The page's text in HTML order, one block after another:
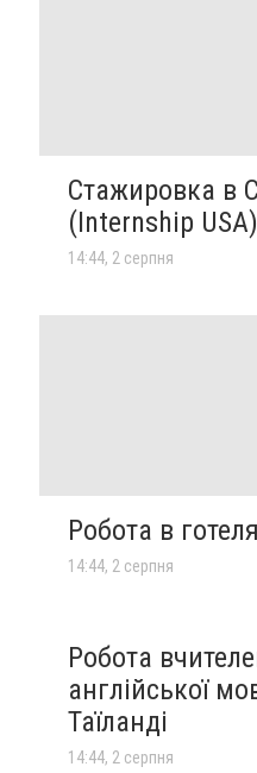
Стажировка в
(Internship USA)
14:44, 2 серпня
Робота в
14:44, 2 серпня
Робота
англійської
Таїланді
14:44, 2 серпня